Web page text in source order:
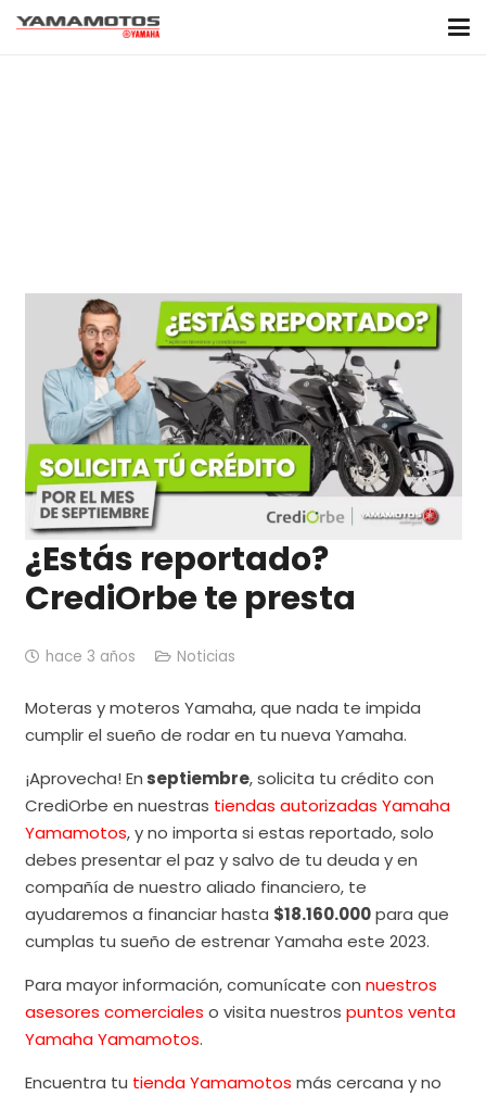
¿Estás reportado?
CrediOrbe te presta
hace 3 años Noticias
Moteras y moteros Yamaha, que nada te impida
cumplir el sueño de rodar en tu nueva Yamaha.
¡Aprovecha! En septiembre, solicita tu crédito con
CrediOrbe en nuestras tiendas autorizadas Yamaha
Yamamotos, y no importa si estas reportado, solo
debes presentar el paz y salvo de tu deuda y en
compañía de nuestro aliado financiero, te
ayudaremos a financiar hasta $18.160.000para que
cumplas tu sueño de estrenar Yamaha este 2023.
Para mayor información, comunícate con nuestros
asesores comerciales o visita nuestros puntos venta
Yamaha Yamamotos.
Encuentra tu tienda Yamamotos más cercana y no